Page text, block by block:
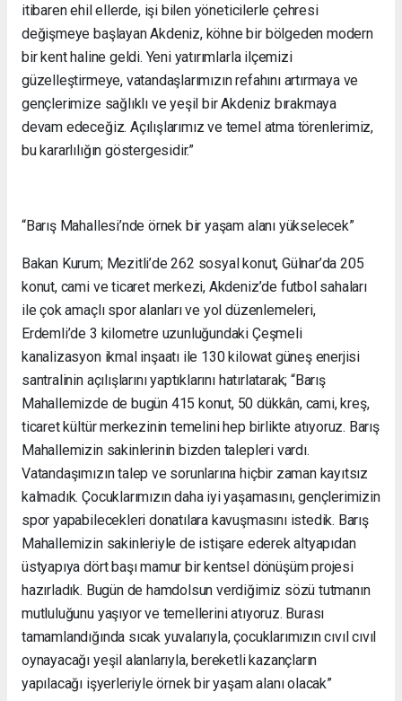
itibaren ehil ellerde, işi bilen yöneticilerle çehresi
değişmeye başlayan Akdeniz, köhne bir bölgeden modern
bir kent haline geldi. Yeni yatırımlarla ilçemizi
güzelleştirmeye, vatandaşlarımızın refahını artırmaya ve
gençlerimize sağlıklı ve yeşil bir Akdeniz bırakmaya
devam edeceğiz. Açılışlarımız ve temel atma törenlerimiz,
bu kararlılığın göstergesidir.”
“Barış Mahallesi’nde örnek bir yaşam alanı yükselecek”
Bakan Kurum; Mezitli’de 262 sosyal konut, Gülnar’da 205
konut, cami ve ticaret merkezi, Akdeniz’de futbol sahaları
ile çok amaçlı spor alanları ve yol düzenlemeleri,
Erdemli’de 3 kilometre uzunluğundaki Çeşmeli
kanalizasyon ikmal inşaatı ile 130 kilowat güneş enerjisi
santralinin açılışlarını yaptıklarını hatırlatarak; “Barış
Mahallemizde de bugün 415 konut, 50 dükkân, cami, kreş,
ticaret kültür merkezinin temelini hep birlikte atıyoruz. Barış
Mahallemizin sakinlerinin bizden talepleri vardı.
Vatandaşımızın talep ve sorunlarına hiçbir zaman kayıtsız
kalmadık. Çocuklarımızın daha iyi yaşamasını, gençlerimizin
spor yapabilecekleri donatılara kavuşmasını istedik. Barış
Mahallemizin sakinleriyle de istişare ederek altyapıdan
üstyapıya dört başı mamur bir kentsel dönüşüm projesi
hazırladık. Bugün de hamdolsun verdiğimiz sözü tutmanın
mutluluğunu yaşıyor ve temellerini atıyoruz. Burası
tamamlandığında sıcak yuvalarıyla, çocuklarımızın cıvıl cıvıl
oynayacağı yeşil alanlarıyla, bereketli kazançların
yapılacağı işyerleriyle örnek bir yaşam alanı olacak”